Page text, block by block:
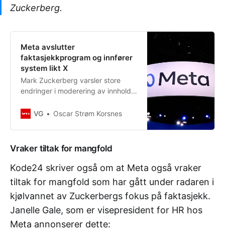
Zuckerberg.
Meta avslutter
faktasjekkprogram og innfører
system likt X
Mark Zuckerberg varsler store
endringer i moderering av innhold
VG
Oscar Strøm Korsnes
Vraker tiltak for mangfold
Kode24 skriver også om at Meta også vraker
tiltak for mangfold som har gått under radaren i
kjølvannet av Zuckerbergs fokus på faktasjekk.
Janelle Gale, som er visepresident for HR hos
Meta annonserer dette: